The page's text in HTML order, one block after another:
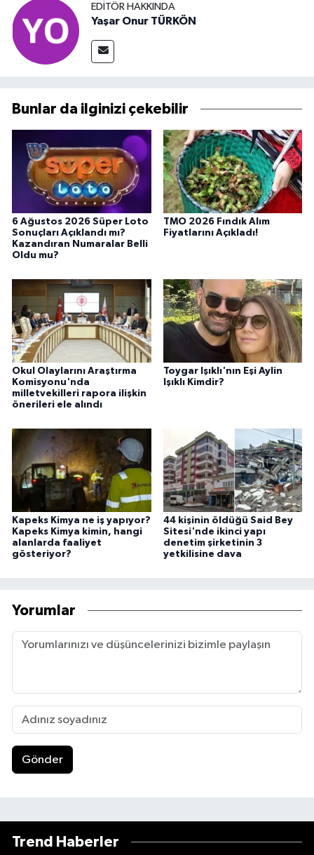
EDITÖR HAKKINDA
Yaşar Onur TÜRKÖN
Bunlar da ilginizi çekebilir
6 Ağustos 2026 Süper Loto
Sonuçları Açıklandı mı?
Kazandıran Numaralar Belli
Oldu mu?
TMO 2026 Fındık Alım
Fiyatlarını Açıkladı!
Okul Olaylarını Araştırma
Komisyonu'nda
milletvekilleri rapora ilişkin
önerileri ele alındı
Toygar Işıklı'nın Eşi Aylin
Işıklı Kimdir?
Kapeks Kimya ne iş yapıyor?
Kapeks Kimya kimin, hangi
alanlarda faaliyet
gösteriyor?
44 kişinin öldüğü Said Bey
Sitesi'nde ikinci yapı
denetim şirketinin 3
yetkilisine dava
Yorumlar
Gönder
Trend Haberler